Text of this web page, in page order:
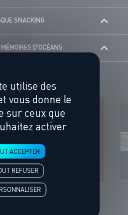
SNACKING
MÉMOIRES D'OCÉANS
utilise des
vous donne le
sur ceux que
activer
ACCEPTER
REFUSER